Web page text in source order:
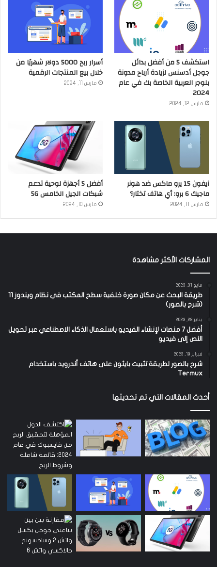
استكشف 5 من أفضل بدائل
جوجل أدسنس لزيادة أرباح مدونة
بلوجر العربية الخاصة بك في عام
2024
مارس 12, 2024
أسرار ربح 5000 دولار شهريًا من
خلال بيع المنتجات الرقمية
مارس 11, 2024
آيفون 15 يرو ماكس ضد هونر
ماجيك 6 برو: أي هاتف تختار؟
مارس 11, 2024
أفضل 5 أجهزة لوحية تدعم
شبكات الجيل الخامس 5G
مارس 10, 2024
المشاركات الأكثر مشاهدة
مايو 31, 2023
طريقة البحث عن مكان صورة خلفية سطح المكتب في نظام ويندوز 11
(شرح بالصور)
يناير 28, 2023
أفضل 7 منصات لإنشاء الفيديو باستعمال الذكاء الاصطناعي عبر تحويل
النص إلى فيديو
فبراير 19, 2023
شرح بالصور لطريقة تثبيت بايثون على هاتف أندرويد باستخدام
Termux
أحدث المقالات التي تم تحديثها